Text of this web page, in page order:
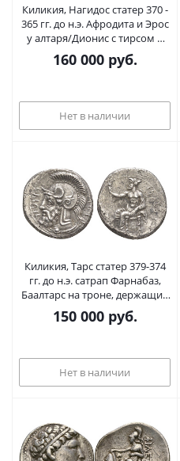
Киликия, Нагидос статер 370 -
365 гг. до н.э. Афродита и Эрос
у алтаря/Дионис с тирсом и
виноградной гроздью, 10,64
гр Lederer 26 серебро 10-017-
160 000руб.
Нет в наличии
Киликия, Тарс статер 379-374
гг. до н.э. сатрап Фарнабаз,
Баалтарс на троне, держащий
лотос/голова Ареса в
аттическом шлеме, 10,08 гр
150 000руб.
Нет в наличии